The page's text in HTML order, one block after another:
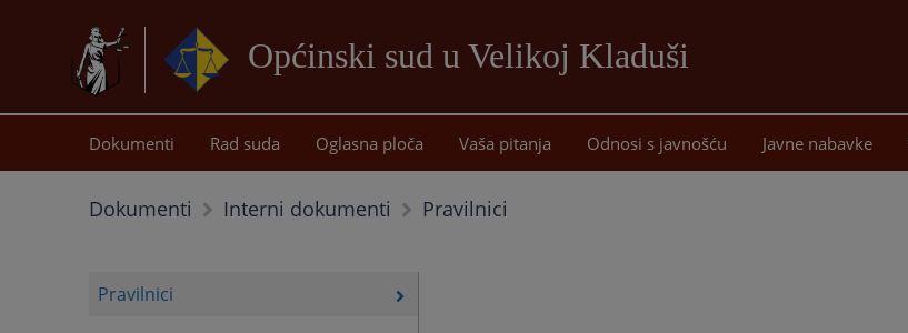
Općinski sud u Velikoj Kladuši
sadržaj
Dokumenti Rad suda Oglasna ploča Vaša pitanja Odnosi s javnošću Javne nabavke
Dokumenti Interni dokumenti Pravilnici
Pravilnici